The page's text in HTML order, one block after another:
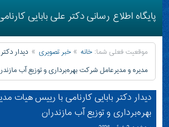
پایگاه اطلاع رسانی دکتر علی بابایی
موقعیت فعلی شما: خانه خبر تصویری
دیدار
مدیره و مدیرعامل شرکت بهره‌برداری و توزیع آب
دیدار دکتر بابایی کارنامی با رییس هیات
بهره‌برداری و توزیع آب مازندران